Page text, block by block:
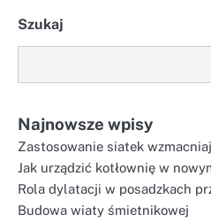
Szukaj
Najnowsze wpisy
Zastosowanie siatek
Jak urządzić kotłownię w
Rola dylatacji w posadzkach
Budowa wiaty śmietnikowej